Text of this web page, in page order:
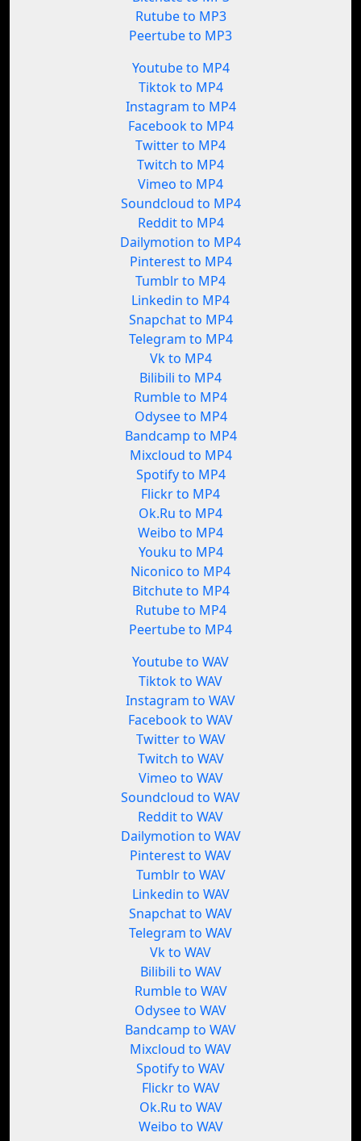
Rutube to MP3
Peertube to MP3
Youtube to MP4
Tiktok to MP4
Instagram to MP4
Facebook to MP4
Twitter to MP4
Twitch to MP4
Vimeo to MP4
Soundcloud to MP4
Reddit to MP4
Dailymotion to MP4
Pinterest to MP4
Tumblr to MP4
Linkedin to MP4
Snapchat to MP4
Telegram to MP4
Vk to MP4
Bilibili to MP4
Rumble to MP4
Odysee to MP4
Bandcamp to MP4
Mixcloud to MP4
Spotify to MP4
Flickr to MP4
Ok.Ru to MP4
Weibo to MP4
Youku to MP4
Niconico to MP4
Bitchute to MP4
Rutube to MP4
Peertube to MP4
Youtube to WAV
Tiktok to WAV
Instagram to WAV
Facebook to WAV
Twitter to WAV
Twitch to WAV
Vimeo to WAV
Soundcloud to WAV
Reddit to WAV
Dailymotion to WAV
Pinterest to WAV
Tumblr to WAV
Linkedin to WAV
Snapchat to WAV
Telegram to WAV
Vk to WAV
Bilibili to WAV
Rumble to WAV
Odysee to WAV
Bandcamp to WAV
Mixcloud to WAV
Spotify to WAV
Flickr to WAV
Ok.Ru to WAV
Weibo to WAV